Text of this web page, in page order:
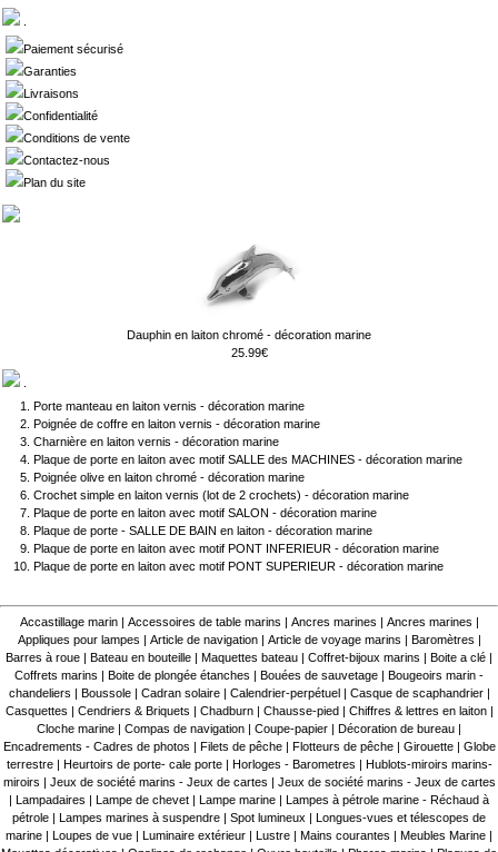
Paiement sécurisé
Garanties
Livraisons
Confidentialité
Conditions de vente
Contactez-nous
Plan du site
Dauphin en laiton chromé - décoration marine
25.99€
Porte manteau en laiton vernis - décoration marine
Poignée de coffre en laiton vernis - décoration marine
Charnière en laiton vernis - décoration marine
Plaque de porte en laiton avec motif SALLE des MACHINES - décoration marine
Poignée olive en laiton chromé - décoration marine
Crochet simple en laiton vernis (lot de 2 crochets) - décoration marine
Plaque de porte en laiton avec motif SALON - décoration marine
Plaque de porte - SALLE DE BAIN en laiton - décoration marine
Plaque de porte en laiton avec motif PONT INFERIEUR - décoration marine
Plaque de porte en laiton avec motif PONT SUPERIEUR - décoration marine
Accastillage marin| Accessoires de table marins Ancres marines Ancres marines
Appliques pour lampes
Article de navigation| Article de voyage marins Baromètres
Barres à roue
Bateau en bouteille Maquettes bateau Coffret-bijoux marins Boite a clé
Coffrets marins
Boite de plongée étanches Bouées de sauvetage
Bougeoirs marin -
chandeliers
Boussole| Cadran solaire| Calendrier-perpétuel Casque de scaphandrier|
Casquettes
Cendriers & Briquets Chadburn| Chausse-pied Chiffres & lettres en laiton|
Cloche marine
Compas de navigation Coupe-papier Décoration de bureau
Encadrements - Cadres de photos
Filets de pêche| Flotteurs de pêche| Girouette| Globe
terrestre| Heurtoirs de porte- cale porte| Horloges - Barometres
Hublots-miroirs marins-
miroirs
Jeux de société marins - Jeux de cartes
Jeux de société marins - Jeux de cartes
Lampadaires Lampe de chevet Lampe marine
Lampes à pétrole marine - Réchaud à
pétrole
Lampes marines à suspendre Spot lumineux
Longues-vues et télescopes de
marine
Loupes de vue Luminaire extérieur Lustre Mains courantes Meubles Marine